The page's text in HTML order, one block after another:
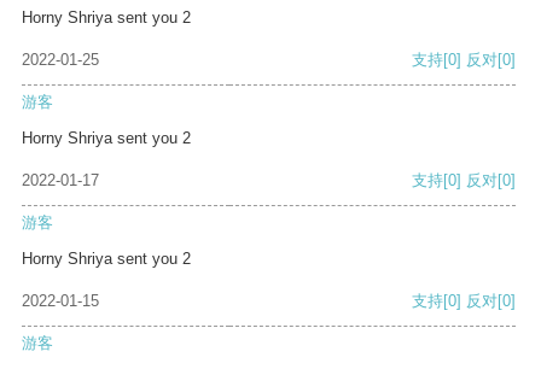
Horny Shriya sent you 2
2022-01-25 支持[0] 反对[0]
游客
Horny Shriya sent you 2
2022-01-17 支持[0] 反对[0]
游客
Horny Shriya sent you 2
2022-01-15 支持[0] 反对[0]
游客